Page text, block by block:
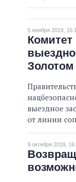
5 ноября 2019,
Золотом
выездное
от линии
9 октября 2019,